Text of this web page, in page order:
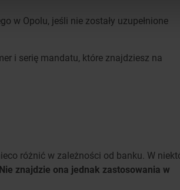
w Opolu, jeśli nie zostały uzupełnione
i serię mandatu, które znajdziesz na
różnić w zależności od banku. W
Nie znajdzie ona jednak zastosowania w